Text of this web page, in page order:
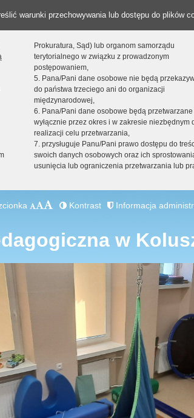
warunki przechowywania lub dostępu do plików
Prokuratura, Sąd) lub organom samorządu
terytorialnego w związku z prowadzonym
postępowaniem,
5. Pana/Pani dane osobowe nie będą
do państwa trzeciego ani do organizacji
międzynarodowej,
6. Pana/Pani dane osobowe będą przetwarzane
wyłącznie przez okres i w zakresie niezbędnym
realizacji celu przetwarzania,
7. przysługuje Panu/Pani prawo dostępu do
swoich danych osobowych oraz ich
usunięcia lub ograniczenia przetwarzania lub
Kontrast Informacja
w